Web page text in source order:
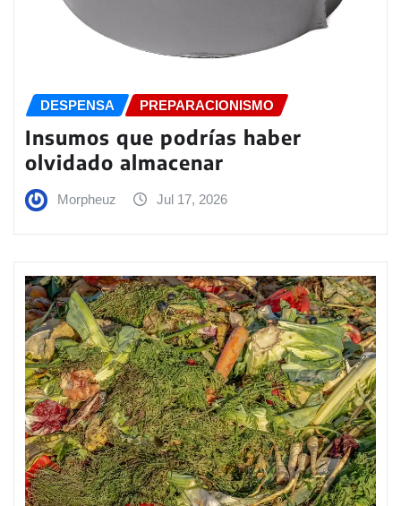
DESPENSA PREPARACIONISMO
Insumos que podrías haber
olvidado almacenar
Morpheuz Jul 17, 2026